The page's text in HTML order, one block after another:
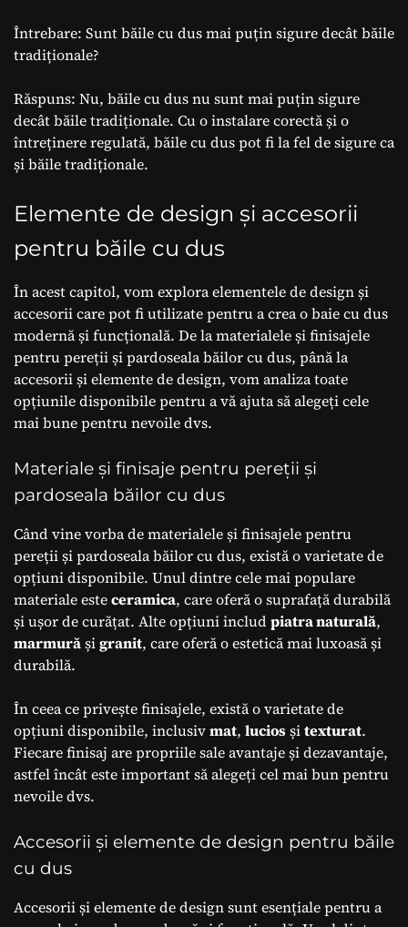
Întrebare: Sunt băile cu dus mai puțin sigure decât băile
tradiționale?
Răspuns: Nu, băile cu dus nu sunt mai puțin sigure
decât băile tradiționale. Cu o instalare corectă și o
întreținere regulată, băile cu dus pot fi la fel de sigure ca
și băile tradiționale.
Elemente de design și accesorii
pentru băile cu dus
În acest capitol, vom explora elementele de design și
accesorii care pot fi utilizate pentru a crea o baie cu dus
modernă și funcțională. De la materialele și finisajele
pentru pereții și pardoseala băilor cu dus, până la
accesorii și elemente de design, vom analiza toate
opțiunile disponibile pentru a vă ajuta să alegeți cele
mai bune pentru nevoile dvs.
Materiale și finisaje pentru pereții și
pardoseala băilor cu dus
Când vine vorba de materialele și finisajele pentru
pereții și pardoseala băilor cu dus, există o varietate de
opțiuni disponibile. Unul dintre cele mai populare
materiale esteceramica, care oferă o suprafață durabilă
și ușor de curățat. Alte opțiuni includ piatra naturală,
marmurășigranit, care oferă o estetică mai luxoasă și
durabilă.
În ceea ce privește finisajele, există o varietate de
opțiuni disponibile, inclusivmat, luciosșitexturat.
Fiecare finisaj are propriile sale avantaje și dezavantaje,
astfel încât este important să alegeți cel mai bun pentru
nevoile dvs.
Accesorii și elemente de design pentru băile
cu dus
Accesorii și elemente de design sunt esențiale pentru a